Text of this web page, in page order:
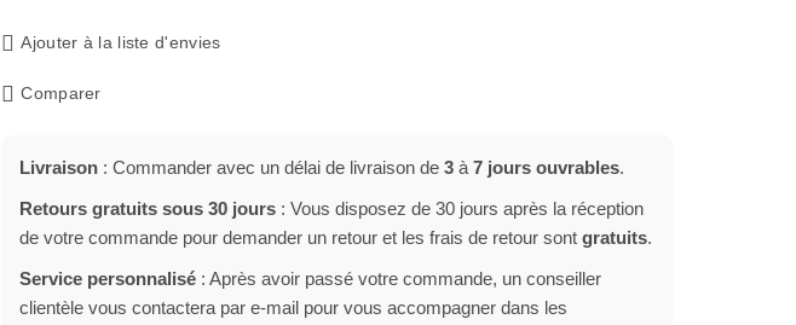
Ajouter à la liste d'envies
Comparer
Livraison : Commander avec un délai de livraison de 3 à 7 jours ouvrables.
Retours gratuits sous 30 jours : Vous disposez de 30 jours après la réception
de votre commande pour demander un retour et les frais de retour sont gratuits.
Service personnalisé : Après avoir passé votre commande, un conseiller
clientèle vous contactera par e-mail pour vous accompagner dans les